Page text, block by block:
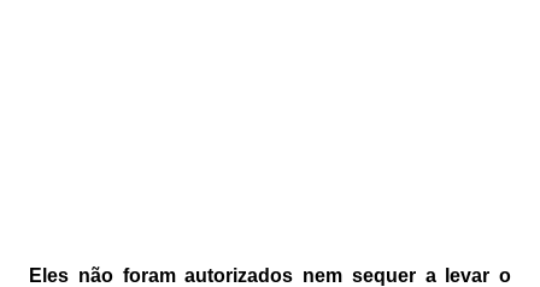
Eles não foram autorizados nem sequer a levar o